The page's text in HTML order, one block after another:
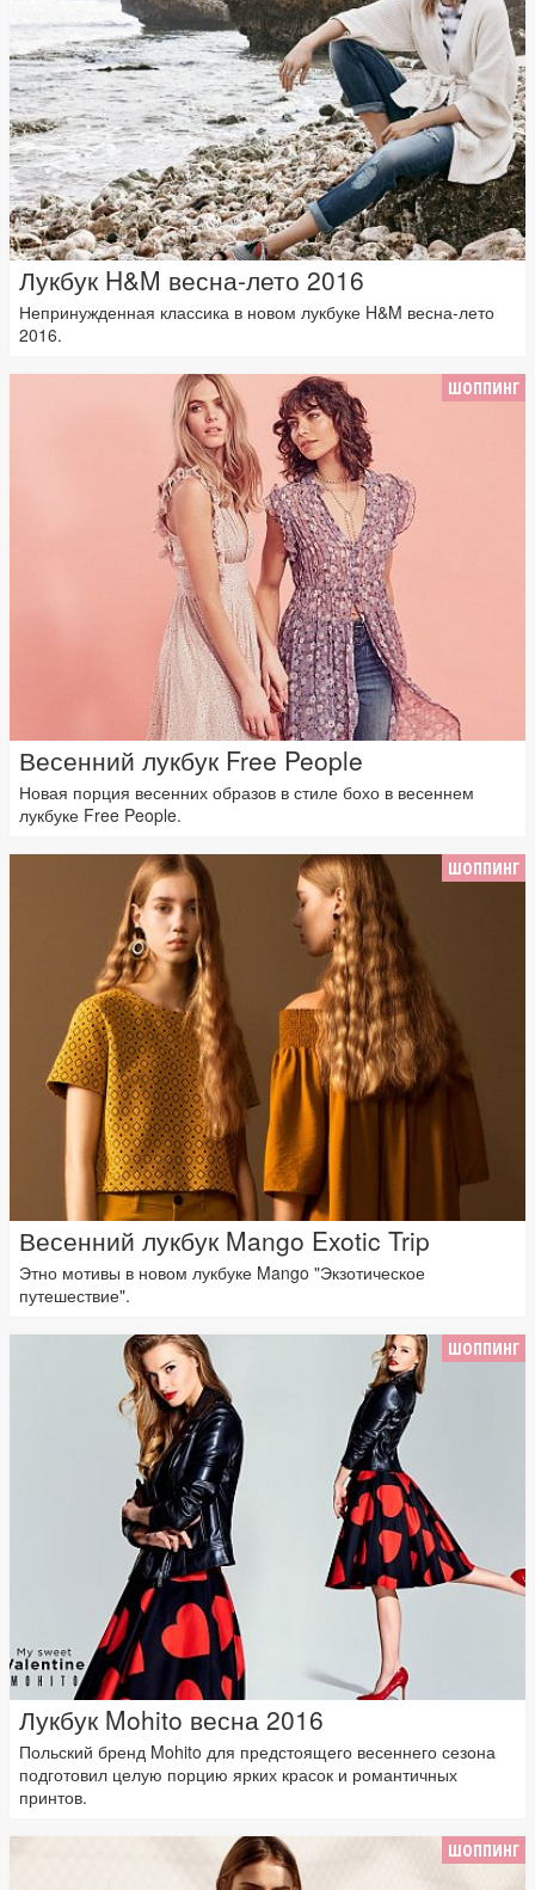
Лукбук H&M весна-лето 2016
Непринужденная классика в новом лукбуке H&M весна-лето
2016.
ШОППИНГ
Весенний лукбук Free People
Новая порция весенних образов в стиле бохо в весеннем
лукбуке Free People.
ШОППИНГ
Весенний лукбук Mango Exotic Trip
Этно мотивы в новом лукбуке Mango "Экзотическое
путешествие".
ШОППИНГ
Лукбук Mohito весна 2016
Польский бренд Mohito для предстоящего весеннего сезона
подготовил целую порцию ярких красок и романтичных
принтов.
ШОППИНГ